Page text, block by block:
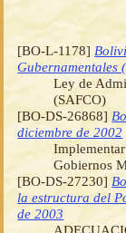
[BO-L-1178]
Gubernamentales
Ley de
(SAFCO)
[BO-DS-26868]
diciembre de 2002
Gobiernos
[BO-DS-27230]
la estructura del
de 2003